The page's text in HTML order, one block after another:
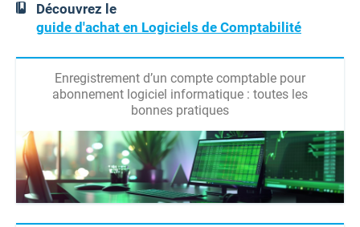
Découvrez le
guide d'achat en Logiciels de Comptabilité
Enregistrement d’un compte comptable pour
abonnement logiciel informatique : toutes les
bonnes pratiques